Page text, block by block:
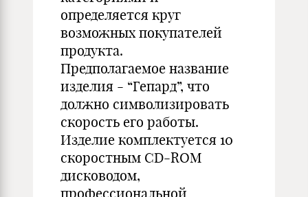
определяется круг
возможных покупателей
продукта.
Предполагаемое название
изделия - “Гепард”, что
должно символизировать
скорость его работы.
Изделие комплектуется 10
скоростным CD-ROM
дисководом,
профессиональной